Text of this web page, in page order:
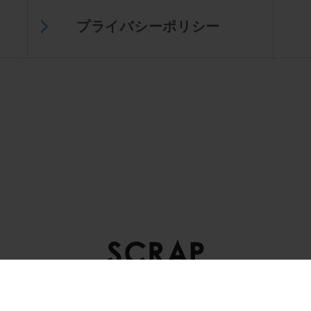
プライバシーポリシー